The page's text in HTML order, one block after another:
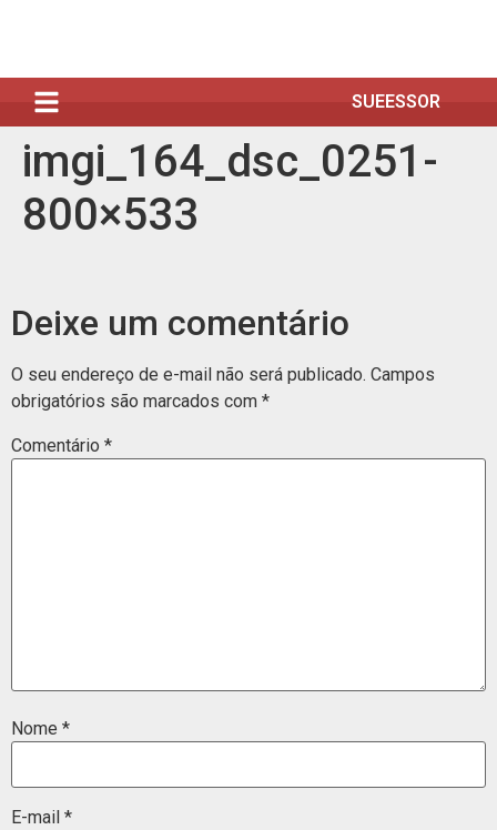
SUEESSOR
imgi_164_dsc_0251-
800×533
Deixe um comentário
O seu endereço de e-mail não será publicado. Campos
obrigatórios são marcados com *
Comentário *
Nome *
E-mail *